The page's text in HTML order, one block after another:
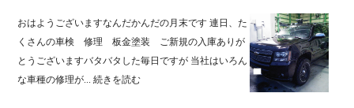
おはようございますなんだかんだの月末です 連日、た
くさんの車検 修理 板金塗装 ご新規の入庫ありが
とうございますバタバタした毎日ですが 当社はいろん
な車種の修理が...続きを読む